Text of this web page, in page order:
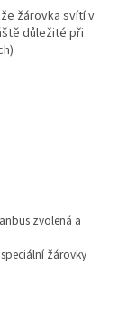
žárovka svítí v
důležité při
)
zvolená a
žárovky